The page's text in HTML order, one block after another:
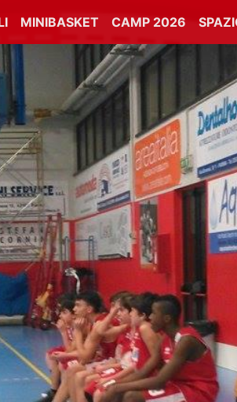
MINIBASKET CAMP 2026